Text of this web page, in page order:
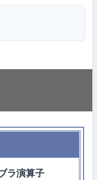
ラ演算子